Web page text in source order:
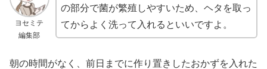
ヨセミテ
編集部
の部分で菌が繁殖しやすいため、ヘタを取っ
てからよく洗って入れるといいですよ。
朝の時間がなく、前日までに作り置きしたおかずを入れた